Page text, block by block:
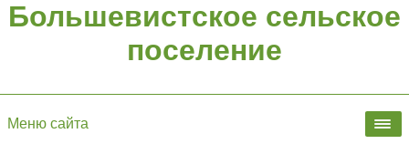
Большевистское сельское
поселение
Меню сайта